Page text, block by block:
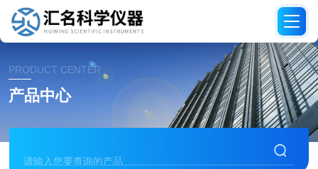
PRODUCT CENTER
产品中心